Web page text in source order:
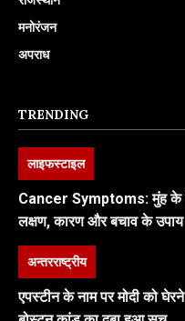
मनोरंजन
अपराध
TRENDING
लाइफस्टाइल
Cancer Symptoms: मुंह के
लक्षण, कारण और बचाव के उपाय
अन्तरराष्ट्रीय
एपस्टीन के नाम पर मोदी को